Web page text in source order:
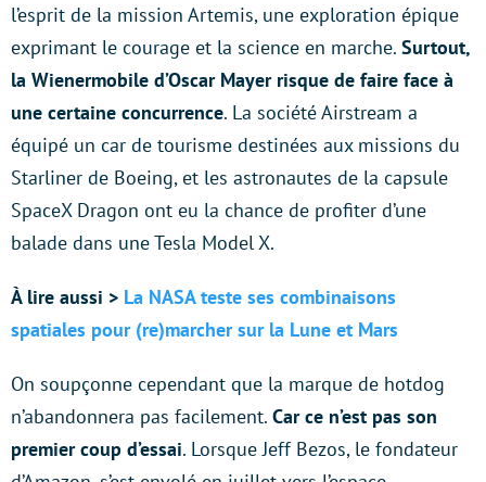
l’esprit de la mission Artemis, une exploration épique
exprimant le courage et la science en marche. Surtout,
la Wienermobile d’Oscar Mayer risque de faire face à
une certaine concurrence. La société Airstream a
équipé un car de tourisme destinées aux missions du
Starliner de Boeing, et les astronautes de la capsule
SpaceX Dragon ont eu la chance de profiter d’une
balade dans une Tesla Model X.
À lire aussi > La NASA teste ses combinaisons
spatiales pour (re)marcher sur la Lune et Mars
On soupçonne cependant que la marque de hotdog
n’abandonnera pas facilement. Car ce n’est pas son
premier coup d’essai. Lorsque Jeff Bezos, le fondateur